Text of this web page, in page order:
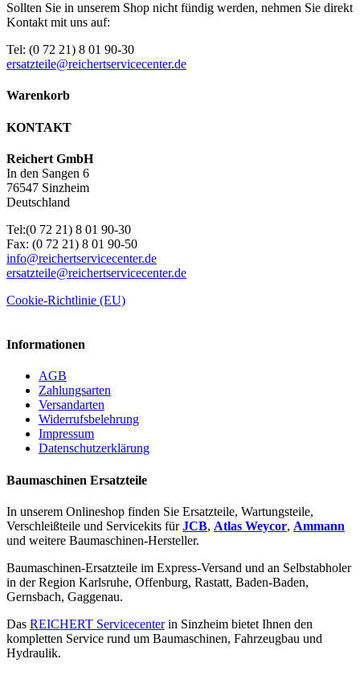
Sollten Sie in unserem Shop nicht fündig werden, nehmen Sie direkt
Kontakt mit uns auf:
Tel: (0 72 21) 8 01 90-30
ersatzteile@reichertservicecenter.de
Warenkorb
KONTAKT
Reichert GmbH
In den Sangen 6
76547 Sinzheim
Deutschland
Tel:(0 72 21) 8 01 90-30
Fax: (0 72 21) 8 01 90-50
info@reichertservicecenter.de
ersatzteile@reichertservicecenter.de
Cookie-Richtlinie (EU)
Informationen
AGB
Zahlungsarten
Versandarten
Widerrufsbelehrung
Impressum
Datenschutzerklärung
Baumaschinen Ersatzteile
In unserem Onlineshop finden Sie Ersatzteile, Wartungsteile,
Verschleißteile und Servicekits fürJCB, Atlas Weycor, Ammann
und weitere Baumaschinen-Hersteller.
Baumaschinen-Ersatzteile im Express-Versand und an Selbstabholer
in der Region Karlsruhe, Offenburg, Rastatt, Baden-Baden,
Gernsbach, Gaggenau.
Das REICHERT Servicecenterin Sinzheim bietet Ihnen den
kompletten Service rund um Baumaschinen, Fahrzeugbau und
Hydraulik.